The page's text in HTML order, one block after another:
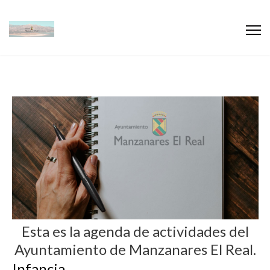
Esta es la agenda de actividades del
Ayuntamiento de Manzanares El Real.